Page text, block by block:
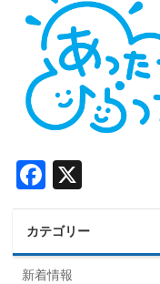
Facebook
カテゴリー
新着情報